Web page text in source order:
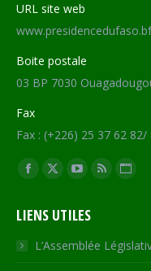
URL site web
www.presidencedufaso.bf
Boite postale
03 BP 7030
Fax
Fax : (+226) 25 37 62 82/
Trouvez nous sur :
Facebook
opens
in
new
X
opens
in
new
YouTube
opens
in
new
RSS
in
new
Site
in
LIENS UTILES
L’Assemblée